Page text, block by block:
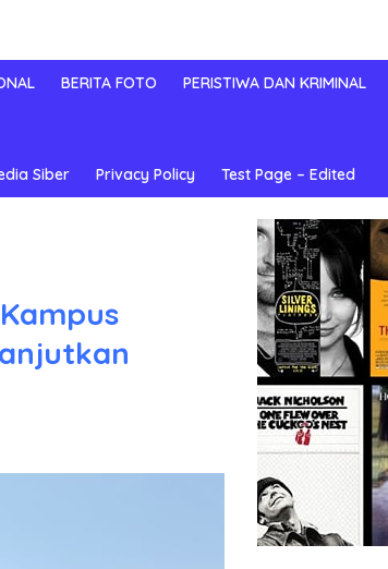
BERITA FOTO PERISTIWA DAN KRIMINAL
Siber Privacy Policy Test Page – Edited